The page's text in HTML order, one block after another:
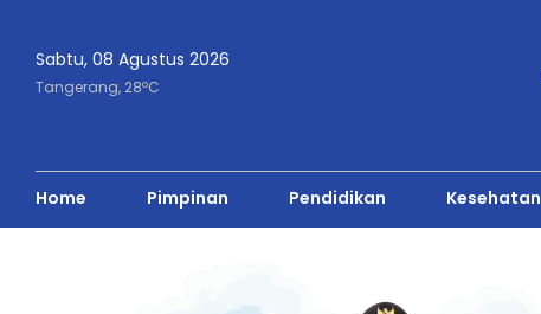
Sabtu, 08 Agustus 2026
Tangerang, 28oC
Home Pimpinan Pendidikan Kesehatan